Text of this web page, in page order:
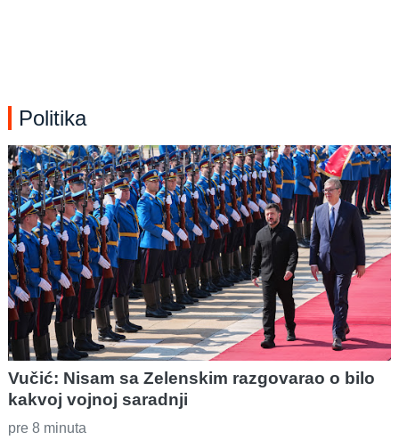
Politika
Vučić: Nisam sa Zelenskim razgovarao o bilo
kakvoj vojnoj saradnji
pre 8 minuta